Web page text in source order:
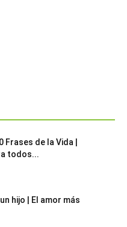
Frases de la Vida |
todos...
hijo | El amor más